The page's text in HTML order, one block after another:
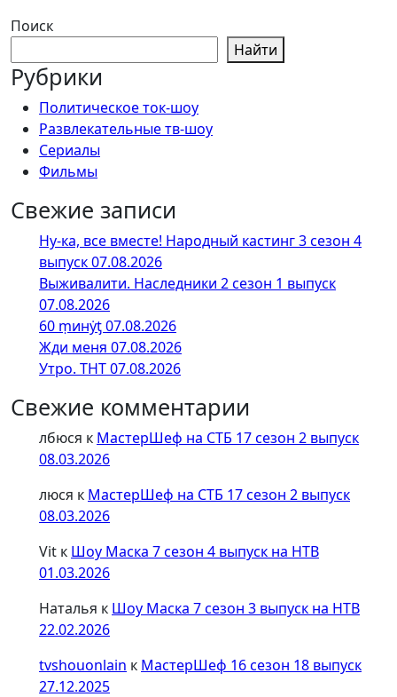
Поиск
Найти
Рубрики
Политическое ток-шоу
Развлекательные тв-шоу
Сериалы
Фильмы
Свежие записи
Ну-ка, все вместе! Народный кастинг 3 сезон 4
выпуск 07.08.2026
Выживалити. Наследники 2 сезон 1 выпуск
07.08.2026
60 ṃинẏƫ 07.08.2026
Жди меня 07.08.2026
Утро. ТНТ 07.08.2026
Свежие комментарии
лбюся к МастерШеф на СТБ 17 сезон 2 выпуск
08.03.2026
люся к МастерШеф на СТБ 17 сезон 2 выпуск
08.03.2026
Vit к Шоу Маска 7 сезон 4 выпуск на НТВ
01.03.2026
Наталья к Шоу Маска 7 сезон 3 выпуск на НТВ
22.02.2026
tvshouonlain к МастерШеф 16 сезон 18 выпуск
27.12.2025